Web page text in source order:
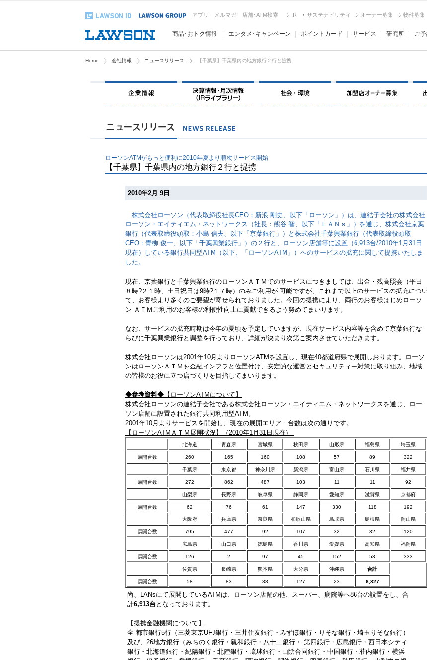
アプリ メルマガ 店舗･ATM検索 IR サステナビリティ オーナー募集 物件募集
商品･おトク情報 エンタメ･キャンペーン ポイントカード サービス 研究所 ご
Home 会社情報 ニュースリリース 【千葉県】千葉県内の地方銀行２行と提携
ローソンATMがもっと便利に2010年夏より順次サービス開始
【千葉県】千葉県内の地方銀行２行と提携
2010年2月 9日
株式会社ローソン（代表取締役社長CEO：新浪 剛史、以下「ローソン」）は、連結子会社の株式会社
ローソン・エイティエム・ネットワークス（社長：熊谷 智、以下「ＬＡＮｓ」）を通じ、株式会社京葉
銀行（代表取締役頭取：小島 信夫、以下「京葉銀行」）と株式会社千葉興業銀行（代表取締役頭取
CEO：青柳 俊一、以下「千葉興業銀行」）の２行と、ローソン店舗等に設置（6,913台/2010年1月31日
現在）している銀行共同型ATM（以下、「ローソンATM」）へのサービスの拡充に関して提携いたしま
した。
現在、京葉銀行と千葉興業銀行のローソンＡＴＭでのサービスにつきましては、出金・残高照会（平日
８時?２１時、土日祝日は9時?１７時）のみご利用が 可能ですが、これまで以上のサービスの拡充につ
て、お客様より多くのご要望が寄せられておりました。今回の提携により、両行のお客様はじめローソ
ン ＡＴＭご利用のお客様の利便性向上に貢献できるよう努めてまいります。
なお、サービスの拡充時期は今年の夏頃を予定していますが、現在サービス内容等を含めて京葉銀行な
らびに千葉興業銀行と調整を行っており、詳細が決まり次第ご案内させていただきます。
株式会社ローソンは2001年10月よりローソンATMを設置し、現在40都道府県で展開しおります。ローソ
ンはローソンＡＴＭを金融インフラと位置付け、安定的な運営とセキュリティー対策に取り組み、地域
の皆様のお役に立つ店づくりを目指してまいります。
◆参考資料◆ 【ローソンATMについて】
株式会社ローソンの連結子会社である株式会社ローソン・エイティエム・ネットワークスを通じ、ロー
ソン店舗に設置された銀行共同利用型ATM。
2001年10月よりサービスを開始し、現在の展開エリア・台数は次の通りです。
【ローソンATMＡＴＭ展開状況】（2010年1月31日現在）
北海道 青森県 宮城県 秋田県 山形県 福島県 埼玉県
展開台数 260 165 160 108 57 89 322
千葉県 東京都 神奈川県 新潟県 富山県 石川県 福井県
展開台数 272 862 487 103 11 11 92
山梨県 長野県 岐阜県 静岡県 愛知県 滋賀県 京都府
展開台数 62 76 61 147 330 118 192
大阪府 兵庫県 奈良県 和歌山県 鳥取県 島根県 岡山県
展開台数 795 477 92 107 32 32 120
広島県 山口県 徳島県 香川県 愛媛県 高知県 福岡県
展開台数 126 2 97 45 152 53 333
佐賀県 長崎県 熊本県 大分県 沖縄県 合計
展開台数 58 83 88 127 23 6,827
尚、LANsにて展開しているATMは、ローソン店舗の他、スーパー、病院等へ86台の設置をし、合
計6,913台 となっております。
【提携金融機関について】
全 都市銀行5行（三菱東京UFJ銀行・三井住友銀行・みずほ銀行・りそな銀行・埼玉りそな銀行）
及び、26地方銀行（みちのく銀行・親和銀行・八十二銀行・ 第四銀行・広島銀行・西日本シティ
銀行・北海道銀行・紀陽銀行・北陸銀行・琉球銀行・山陰合同銀行・中国銀行・荘内銀行・横浜